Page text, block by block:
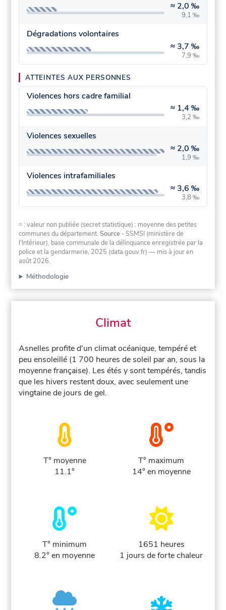
≈ 2,0 ‰
9,1 ‰
Dégradations volontaires
≈ 3,7 ‰
7,9 ‰
ATTEINTES AUX PERSONNES
Violences hors cadre familial
≈ 1,4 ‰
3,2 ‰
Violences sexuelles
≈ 2,0 ‰
1,9 ‰
Violences intrafamiliales
≈ 3,6 ‰
3,8 ‰
≈ : valeur non publiée (secret statistique) : moyenne des petites
communes du département.Source - SSMSI (ministère de
l'Intérieur), base communale de la délinquance enregistrée par la
police et la gendarmerie, 2025 (data.gouv.fr) — mis à jour en
août 2026.
Méthodologie
Climat
Asnelles profite d'un climat océanique, tempéré et
peu ensoleillé (1 700 heures de soleil par an, sous la
moyenne française). Les étés y sont tempérés, tandis
que les hivers restent doux, avec seulement une
vingtaine de jours de gel.
T° moyenne
11.1°
T° maximum
14° en moyenne
T° minimum
8.2° en moyenne
1651 heures
1 jours de forte chaleur